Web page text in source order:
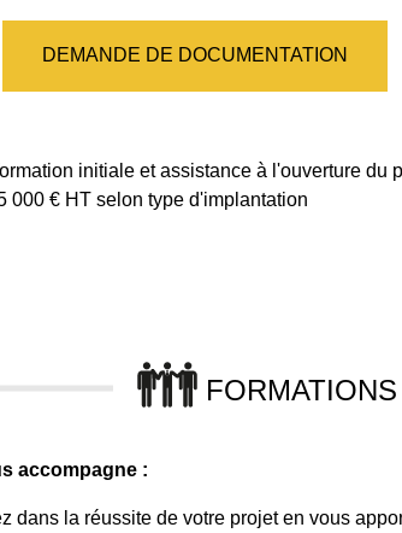
DEMANDE DE DOCUMENTATION
initiale et assistance à l'ouverture du
000 € HT selon type d'implantation
accompagne :
dans la réussite de votre projet en vous